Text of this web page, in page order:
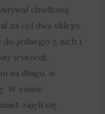
chwilową
za cel dwa sklepy
do jednego z nich i
wyszedł.
na długo, w
W sumie
zajęli się